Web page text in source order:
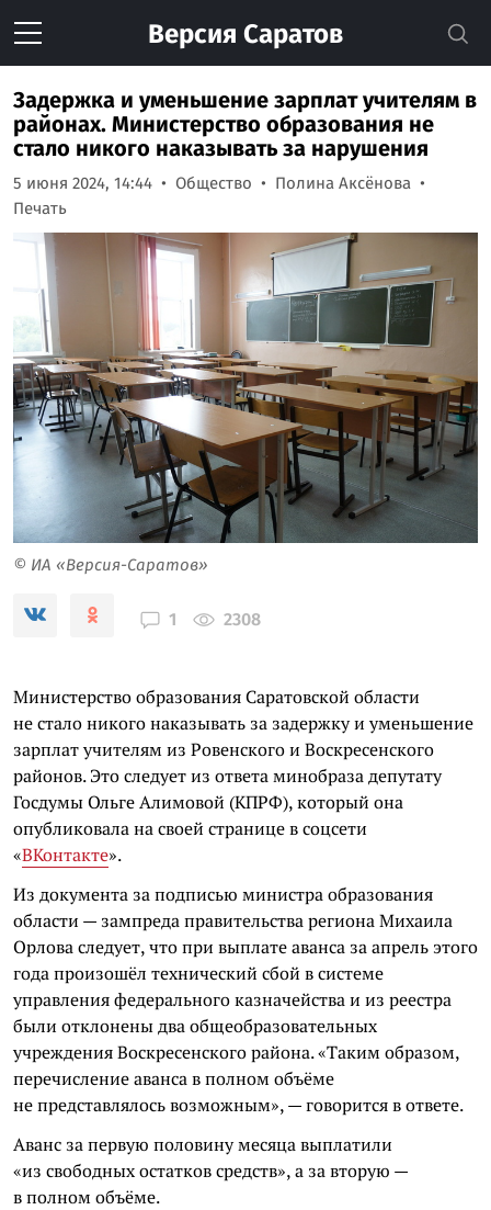
Версия Саратов
Задержка и уменьшение зарплат учителям в
районах. Министерство образования не
стало никого наказывать за нарушения
5 июня 2024, 14:44 Общество
Полина Аксёнова
Печать
© ИА «Версия-Саратов»
1 2308
Министерство образования Саратовской области
не стало никого наказывать за задержку и уменьшение
зарплат учителям из Ровенского и Воскресенского
районов. Это следует из ответа минобраза депутату
Госдумы Ольге Алимовой (КПРФ), который она
опубликовала на своей странице в соцсети
«ВКонтакте».
Из документа за подписью министра образования
области — зампреда правительства региона Михаила
Орлова следует, что при выплате аванса за апрель этого
года произошёл технический сбой в системе
управления федерального казначейства и из реестра
были отклонены два общеобразовательных
учреждения Воскресенского района. «Таким образом,
перечисление аванса в полном объёме
не представлялось возможным», — говорится в ответе.
Аванс за первую половину месяца выплатили
«из свободных остатков средств», а за вторую —
в полном объёме.